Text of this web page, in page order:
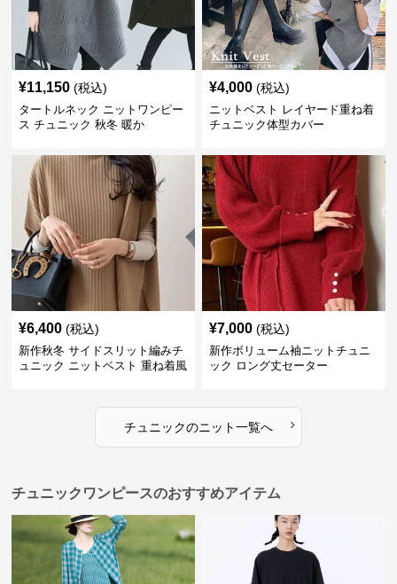
¥11,150 (税込)
タートルネック ニットワンピー
ス チュニック 秋冬 暖か
¥4,000 (税込)
ニットベスト レイヤード重ね着
チュニック体型カバー
¥6,400 (税込)
新作秋冬 サイドスリット編みチ
ュニック ニットベスト 重ね着風
¥7,000 (税込)
新作ボリューム袖ニットチュニ
ック ロング丈セーター
チュニックのニット一覧へ ›
チュニックワンピースのおすすめアイテム